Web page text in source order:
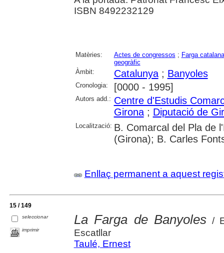
ISBN 8492232129
Matèries: Actes de congressos ; Farga catalana
geogràfic
Àmbit:
Catalunya; Banyoles
Cronologia: [0000 - 1995]
Autors add.: Centre d'Estudis
Girona; Diputació de
Localització: B. Comarcal del Pla de
(Girona); B. Carles
Enllaç permanent a aquest
15 / 149
seleccionar
imprimir
La Farga de Banyoles /
Escatllar
Taulé, Ernest